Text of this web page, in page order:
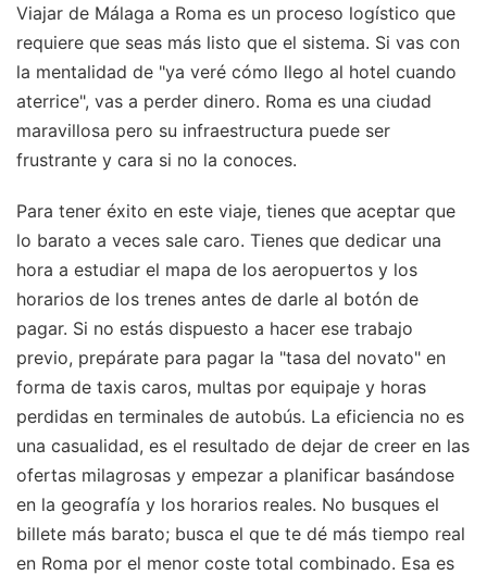
Viajar de Málaga a Roma es un proceso logístico que
requiere que seas más listo que el sistema. Si vas con
la mentalidad de "ya veré cómo llego al hotel cuando
aterrice", vas a perder dinero. Roma es una ciudad
maravillosa pero su infraestructura puede ser
frustrante y cara si no la conoces.
Para tener éxito en este viaje, tienes que aceptar que
lo barato a veces sale caro. Tienes que dedicar una
hora a estudiar el mapa de los aeropuertos y los
horarios de los trenes antes de darle al botón de
pagar. Si no estás dispuesto a hacer ese trabajo
previo, prepárate para pagar la "tasa del novato" en
forma de taxis caros, multas por equipaje y horas
perdidas en terminales de autobús. La eficiencia no es
una casualidad, es el resultado de dejar de creer en las
ofertas milagrosas y empezar a planificar basándose
en la geografía y los horarios reales. No busques el
billete más barato; busca el que te dé más tiempo real
en Roma por el menor coste total combinado. Esa es